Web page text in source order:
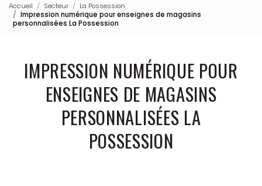
Accueil Secteur
La Possession
Impression numérique pour enseignes de magasins
personnalisées La Possession
IMPRESSION NUMÉRIQUE POUR
ENSEIGNES DE MAGASINS
PERSONNALISÉES LA
POSSESSION